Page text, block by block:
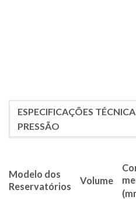
ESPECIFICAÇÕES
PRESSÃO
Modelo dos
Reservatórios
Volume